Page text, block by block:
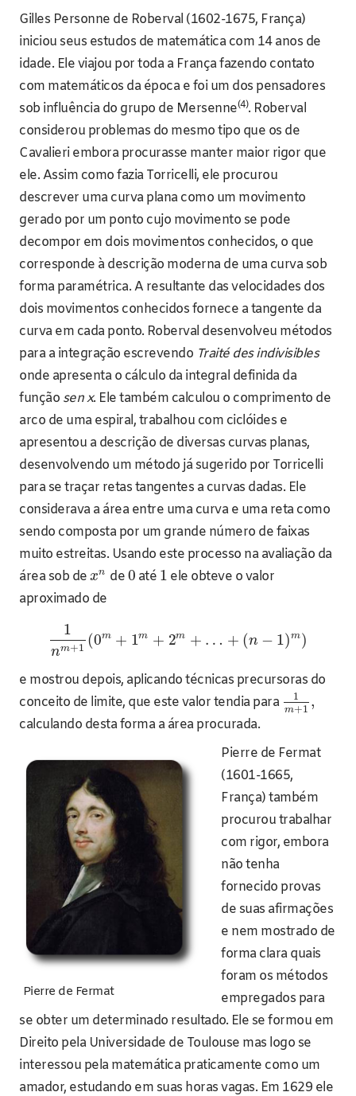
Gilles Personne de Roberval (1602-1675, França)
iniciou seus estudos de matemática com 14 anos de
idade. Ele viajou por toda a França fazendo contato
com matemáticos da época e foi um dos pensadores
sob influência do grupo de Mersenne(4). Roberval
considerou problemas do mesmo tipo que os de
Cavalieri embora procurasse manter maior rigor que
ele. Assim como fazia Torricelli, ele procurou
descrever uma curva plana como um movimento
gerado por um ponto cujo movimento se pode
decompor em dois movimentos conhecidos, o que
corresponde à descrição moderna de uma curva sob
forma paramétrica. A resultante das velocidades dos
dois movimentos conhecidos fornece a tangente da
curva em cada ponto. Roberval desenvolveu métodos
para a integração escrevendo Traité des indivisibles
onde apresenta o cálculo da integral definida da
função sen x. Ele também calculou o comprimento de
arco de uma espiral, trabalhou com ciclóides e
apresentou a descrição de diversas curvas planas,
desenvolvendo um método já sugerido por Torricelli
para se traçar retas tangentes a curvas dadas. Ele
considerava a área entre uma curva e uma reta como
sendo composta por um grande número de faixas
muito estreitas. Usando este processo na avaliação da
área sob de xn de0 até 1 ele obteve o valor
aproximado de
1
nm+1 (0m + 1m + 2m + … + (n − 1)m)
e mostrou depois, aplicando técnicas precursoras do
conceito de limite, que este valor tendia para
1
m+1 ,
calculando desta forma a área procurada.
Pierre de Fermat
Pierre de Fermat
(1601-1665,
França) também
procurou trabalhar
com rigor, embora
não tenha
fornecido provas
de suas afirmações
e nem mostrado de
forma clara quais
foram os métodos
empregados para
se obter um determinado resultado. Ele se formou em
Direito pela Universidade de Toulouse mas logo se
interessou pela matemática praticamente como um
amador, estudando em suas horas vagas. Em 1629 ele